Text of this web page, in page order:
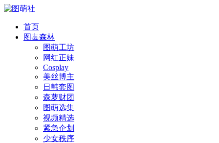
首页
图毒森林
图萌工坊
网红正妹
Cosplay
美丝博主
日韩套图
森萝财团
图萌选集
视频精选
紧急企划
少女秩序